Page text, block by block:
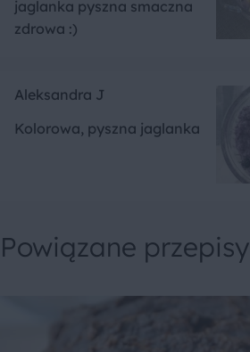
jaglanka pyszna smaczna
zdrowa :)
Aleksandra J
Kolorowa, pyszna jaglanka
Powiązane przepisy